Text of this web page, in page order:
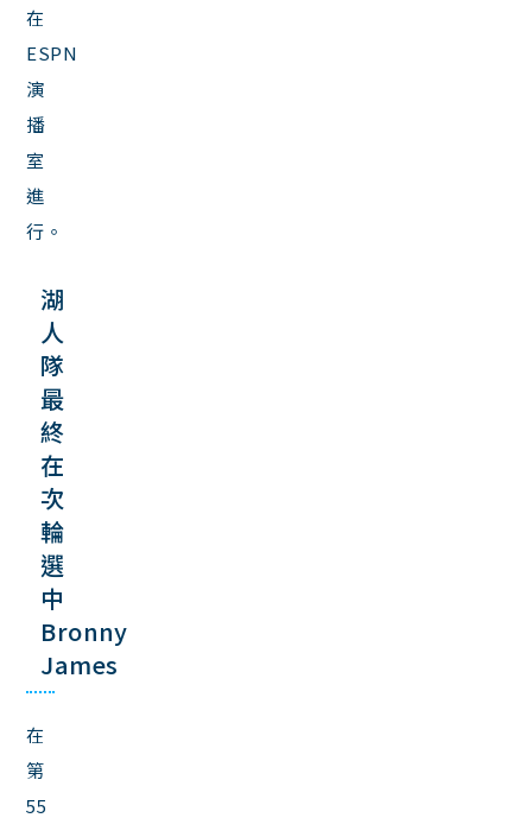
在
ESPN
演
播
室
進
行。
湖
人
隊
最
終
在
次
輪
選
中
Bronny
James
在
第
55